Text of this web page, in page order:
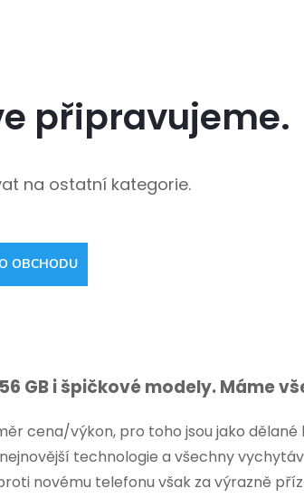
připravujeme.
na ostatní kategorie.
OBCHODU
GB i špičkové modely. Máme
cena/výkon, pro toho jsou jako dělané
technologie a všechny
novému telefonu však za výrazně